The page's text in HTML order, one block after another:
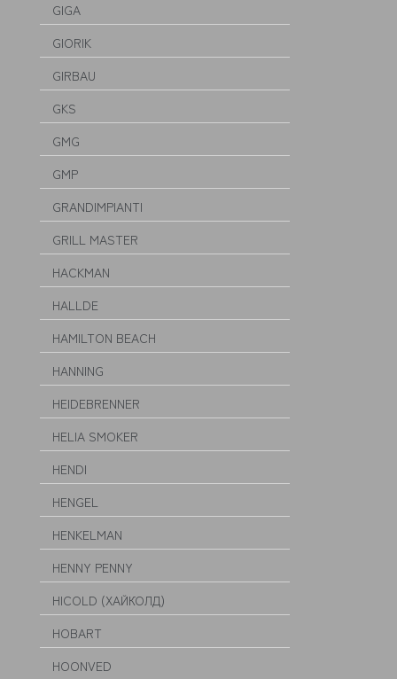
GIGA
GIORIK
GIRBAU
GKS
GMG
GMP
GRANDIMPIANTI
GRILL MASTER
HACKMAN
HALLDE
HAMILTON BEACH
HANNING
HEIDEBRENNER
HELIA SMOKER
HENDI
HENGEL
HENKELMAN
HENNY PENNY
HICOLD (ХАЙКОЛД)
HOBART
HOONVED